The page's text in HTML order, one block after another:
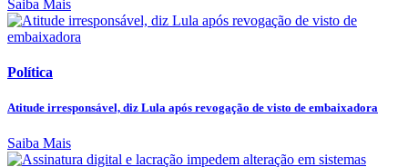
Saiba Mais
Política
Atitude irresponsável, diz Lula após revogação de visto de embaixadora
Saiba Mais